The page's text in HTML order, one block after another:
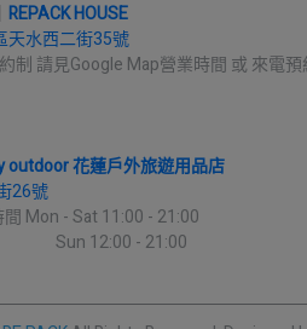
REPACK HOUSE
天水西二街35號
制 請見Google Map營業時間 或 來電預
outdoor 花蓮戶外旅遊用品店
26號
- Sat 11:00 - 21:00
- 21:00